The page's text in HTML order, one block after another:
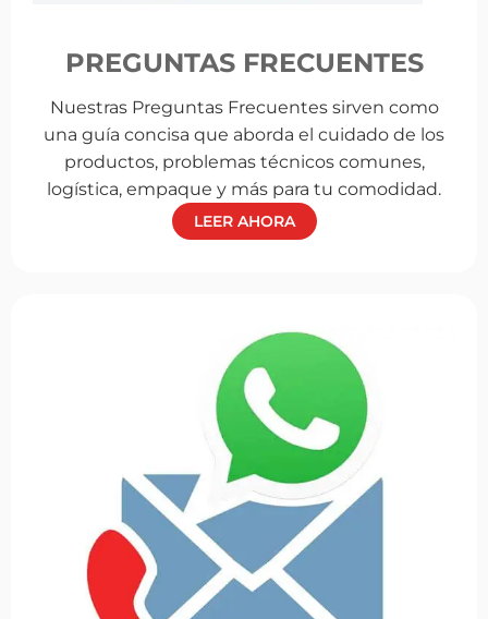
PREGUNTAS FRECUENTES
Nuestras Preguntas Frecuentes sirven como
una guía concisa que aborda el cuidado de los
productos, problemas técnicos comunes,
logística, empaque y más para tu comodidad.
LEER AHORA